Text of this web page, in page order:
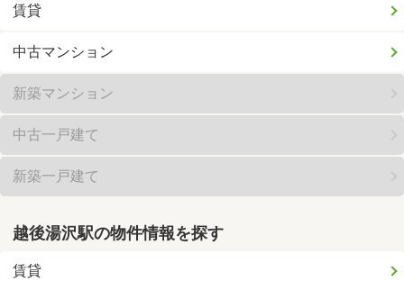
賃貸
中古マンション
新築マンション
中古一戸建て
新築一戸建て
越後湯沢駅の物件情報を探す
賃貸